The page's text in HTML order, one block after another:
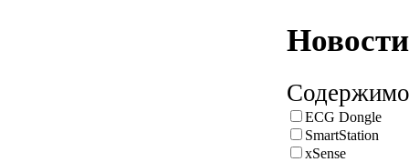
ECG Dongle
SmartStation
xSense